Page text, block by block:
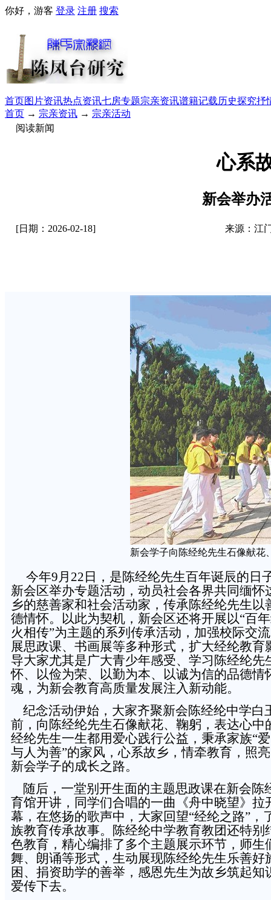
你好，游客 登录 注册 搜索
首页图片资讯热点资讯七房专题宗亲资讯谱籍记载历史探究抒
首页 → 宗亲资讯 → 宗亲活动
阅读新闻
心系
新会举办
[日期：2026-02-18] 来源：江
新会学子向陈经纶先生石像献花
今年9月22日，是陈经纶先生百年诞辰的日
新会区举办专题活动，动员社会各界共同缅怀
乡的慈善家和社会活动家，传承陈经纶先生以
德情怀。以此为契机，新会区还将开展以“百
火相传”为主题的系列传承活动，加强校际交
展思政课、书画展等多种形式，扩大经纶教育
导大家尤其是广大青少年感受、学习陈经纶先
怀、以俭为荣、以勤为本、以诚为信的品德情
魂，为新会教育高质量发展注入新动能。
纪念活动伊始，大家齐聚新会陈经纶中学白
前，向陈经纶先生石像献花、鞠躬，表达心中
经纶先生一生都用爱心践行公益，秉承家族“
与人为善”的家风，心系故乡，情牵教育，照
新会学子的成长之路。
随后，一堂别开生面的主题思政课在新会陈
育馆开讲，同学们合唱的一曲《舟中晓望》拉
幕，在悠扬的歌声中，大家回望“经纶之路”，
族教育传承故事。陈经纶中学教育教团还特别
色教育，精心编排了多个主题展示环节，师生
舞、朗诵等形式，生动展现陈经纶先生乐善好
困、捐资助学的善举，感恩先生为故乡筑起知
爱传下去。